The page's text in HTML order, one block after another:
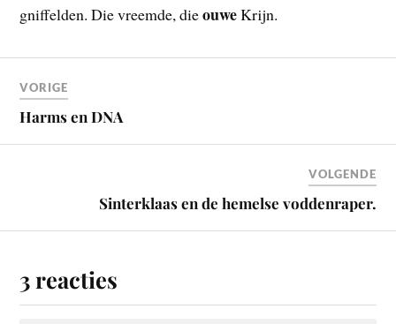
gniffelden. Die vreemde, dieouweKrijn.
VORIGE
Harms en DNA
VOLGENDE
Sinterklaas en de hemelse voddenraper.
3 reacties